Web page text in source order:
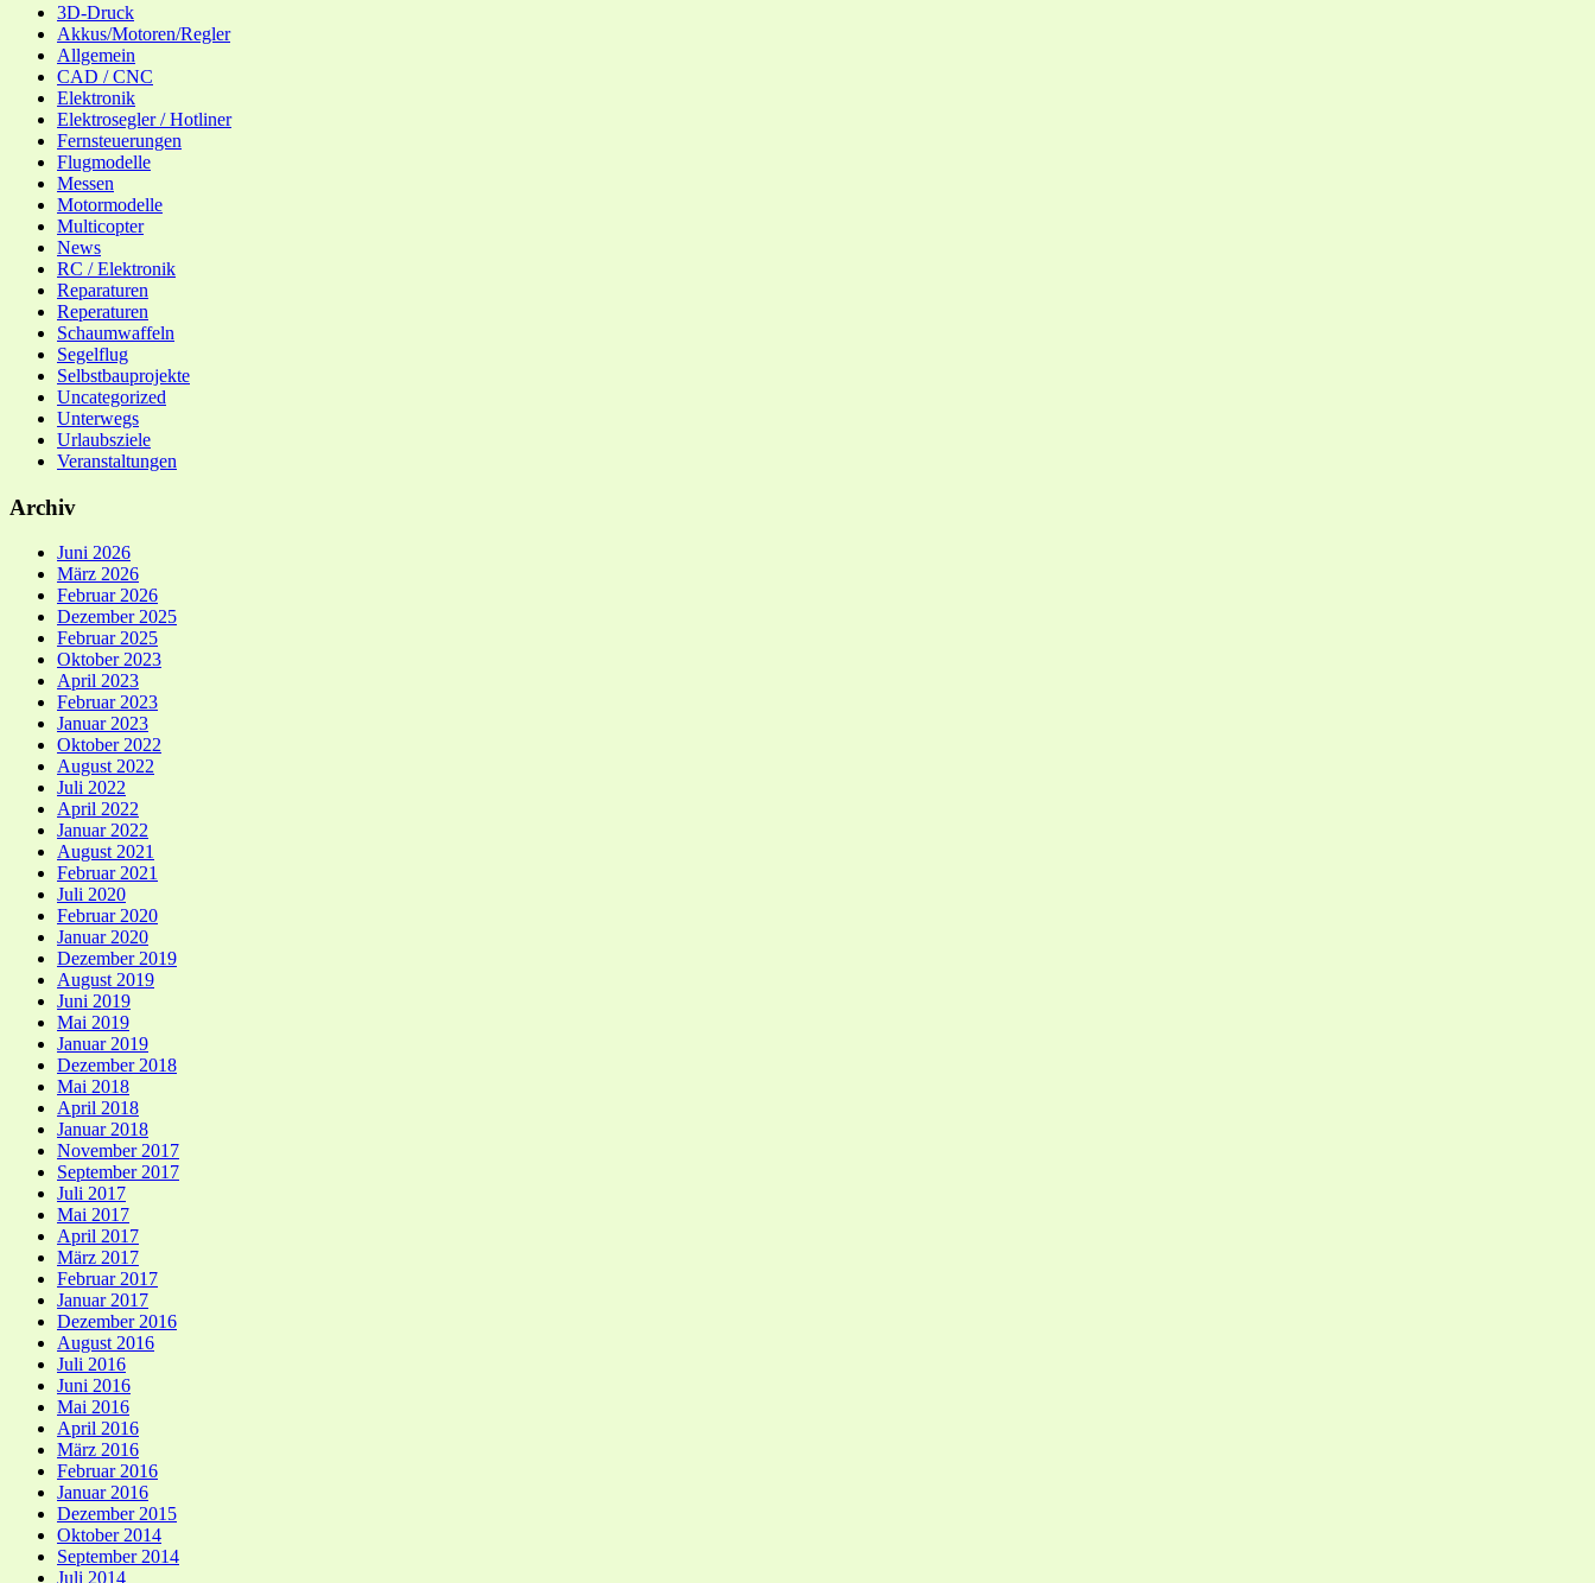
3D-Druck
Akkus/Motoren/Regler
Allgemein
CAD / CNC
Elektronik
Elektrosegler / Hotliner
Fernsteuerungen
Flugmodelle
Messen
Motormodelle
Multicopter
News
RC / Elektronik
Reparaturen
Reperaturen
Schaumwaffeln
Segelflug
Selbstbauprojekte
Uncategorized
Unterwegs
Urlaubsziele
Veranstaltungen
Archiv
Juni 2026
März 2026
Februar 2026
Dezember 2025
Februar 2025
Oktober 2023
April 2023
Februar 2023
Januar 2023
Oktober 2022
August 2022
Juli 2022
April 2022
Januar 2022
August 2021
Februar 2021
Juli 2020
Februar 2020
Januar 2020
Dezember 2019
August 2019
Juni 2019
Mai 2019
Januar 2019
Dezember 2018
Mai 2018
April 2018
Januar 2018
November 2017
September 2017
Juli 2017
Mai 2017
April 2017
März 2017
Februar 2017
Januar 2017
Dezember 2016
August 2016
Juli 2016
Juni 2016
Mai 2016
April 2016
März 2016
Februar 2016
Januar 2016
Dezember 2015
Oktober 2014
September 2014
Juli 2014